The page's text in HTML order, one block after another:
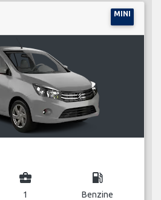
MINI
business_center
1
local_gas_station
Benzine